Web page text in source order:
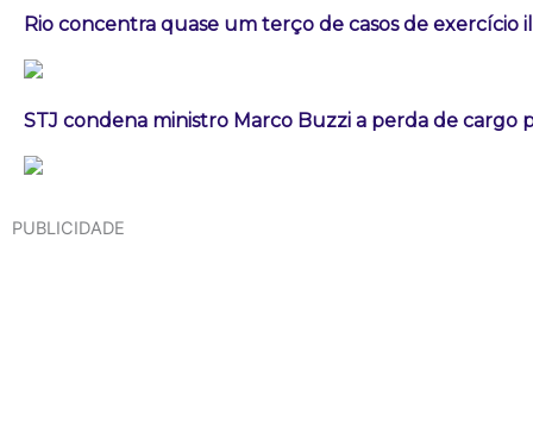
Rio concentra quase um terço de casos de exercício
STJ condena ministro Marco Buzzi a perda de cargo
PUBLICIDADE